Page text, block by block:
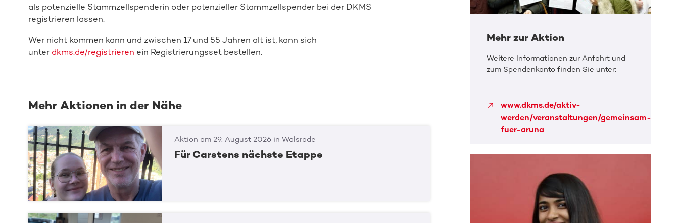
als potenzielle Stammzellspenderin oder potenzieller Stammzellspender bei der DKMS
registrieren lassen.
Wer nicht kommen kann und zwischen 17 und 55 Jahren alt ist, kann sich
unter dkms.de/registrieren ein Registrierungsset bestellen.
Mehr Aktionen in der Nähe
Aktion am 29. August 2026 in Walsrode
Für Carstens nächste Etappe
Mehr zur Aktion
Weitere Informationen zur Anfahrt und
zum Spendenkonto finden Sie unter:
www.dkms.de/aktiv-
werden/veranstaltungen/gemeinsam-
fuer-aruna
Spender:in werden